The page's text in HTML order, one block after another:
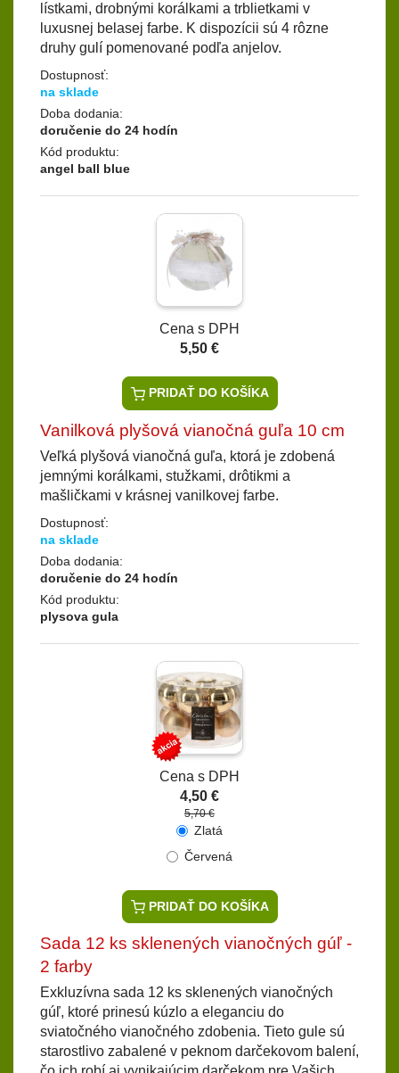
lístkami, drobnými korálkami a trblietkami v
luxusnej belasej farbe. K dispozícii sú 4 rôzne
druhy gulí pomenované podľa anjelov.
Dostupnosť:
na sklade
Doba dodania:
doručenie do 24 hodín
Kód produktu:
angel ball blue
Cena s DPH
5,50 €
PRIDAŤ DO KOŠÍKA
Vanilková plyšová vianočná guľa 10 cm
Veľká plyšová vianočná guľa, ktorá je zdobená
jemnými korálkami, stužkami, drôtikmi a
mašličkami v krásnej vanilkovej farbe.
Dostupnosť:
na sklade
Doba dodania:
doručenie do 24 hodín
Kód produktu:
plysova gula
Cena s DPH
4,50 €
5,70 €
Zlatá
Červená
PRIDAŤ DO KOŠÍKA
Sada 12 ks sklenených vianočných gúľ -
2 farby
Exkluzívna sada 12 ks sklenených vianočných
gúľ, ktoré prinesú kúzlo a eleganciu do
sviatočného vianočného zdobenia. Tieto gule sú
starostlivo zabalené v peknom darčekovom balení,